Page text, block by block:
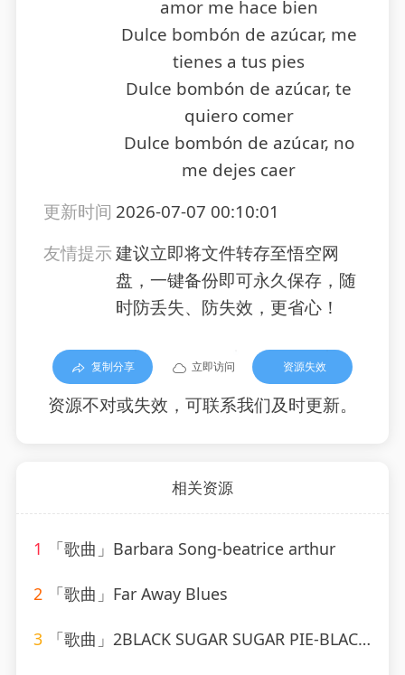
amor me hace bien
Dulce bombón de azúcar, me
tienes a tus pies
Dulce bombón de azúcar, te
quiero comer
Dulce bombón de azúcar, no
me dejes caer
更新时间 2026-07-07 00:10:01
友情提示建议立即将文件转存至悟空网
盘，一键备份即可永久保存，随
时防丢失、防失效，更省心！
复制分享 立即访问 资源失效
资源不对或失效，可联系我们及时更新。
相关资源
1 「歌曲」Barbara Song-beatrice arthur
2 「歌曲」Far Away Blues
3 「歌曲」2BLACK SUGAR SUGAR PIE-BLACK SUGAR SUGAR PIE (RAGGA、Grady Martin